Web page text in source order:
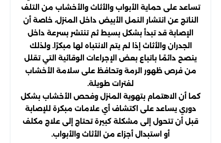
تساعد على حماية الأبواب والأثاث والأخشاب من التلف
الناتج عن انتشار النمل الأبيض داخل المنزل، خاصة أن
الإصابة قد تبدأ بشكل بسيط ثم تنتشر بسرعة داخل
الجدران والأثاث إذا لم يتم الانتباه لها مبكرًا. ولذلك
ينصح دائمًا باتباع بعض الإجراءات الوقائية التي تقلل
من فرص ظهور الرمة وتحافظ على سلامة الأخشاب
لفترات طويلة.
كما أن الاهتمام بتهوية المنزل وفحص الأخشاب بشكل
دوري يساعد على اكتشاف أي علامات مبكرة للإصابة
قبل أن تتحول إلى مشكلة كبيرة تحتاج إلى علاج مكلف
أو استبدال أجزاء من الأثاث والأبواب.